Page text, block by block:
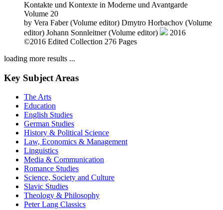
Kontakte und Kontexte in Moderne und Avantgarde
Volume 20
by Vera Faber (Volume editor) Dmytro Horbachov (Volume
editor) Johann Sonnleitner (Volume editor)
2016
©2016 Edited Collection 276 Pages
loading more results ...
Key Subject Areas
The Arts
Education
English Studies
German Studies
History & Political Science
Law, Economics & Management
Linguistics
Media & Communication
Romance Studies
Science, Society and Culture
Slavic Studies
Theology & Philosophy
Peter Lang Classics